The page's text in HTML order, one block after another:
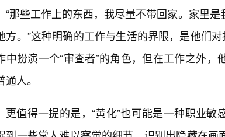
“那些工作上的东西，我尽量不带回家。家里
方。”这种明确的工作与生活的界限，是他们
中扮演一个“审查者”的角色，但在工作之外
通人。
更值得一提的是，“黄化”也可能是一种职业敏